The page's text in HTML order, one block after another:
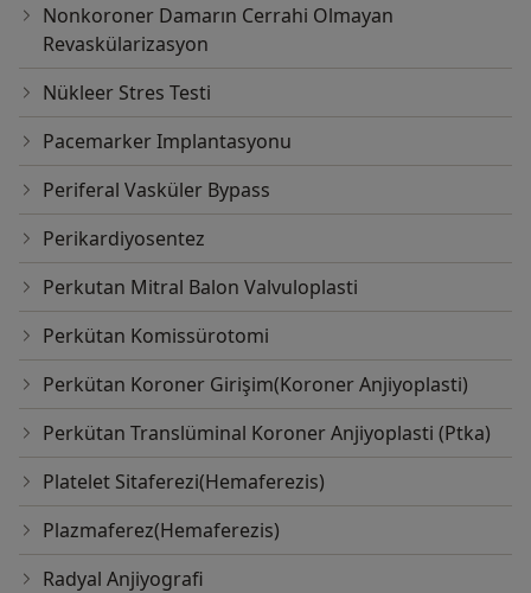
Nonkoroner Damarın Cerrahi Olmayan
Revaskülarizasyon
Nükleer Stres Testi
Pacemarker Implantasyonu
Periferal Vasküler Bypass
Perikardiyosentez
Perkutan Mitral Balon Valvuloplasti
Perkütan Komissürotomi
Perkütan Koroner Girişim(Koroner Anjiyoplasti)
Perkütan Translüminal Koroner Anjiyoplasti (Ptka)
Platelet Sitaferezi(Hemaferezis)
Plazmaferez(Hemaferezis)
Radyal Anjiyografi